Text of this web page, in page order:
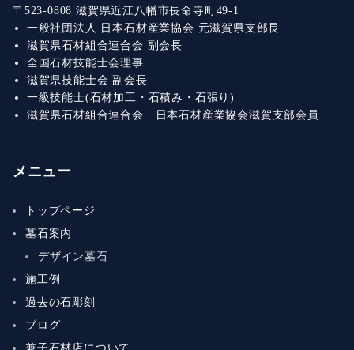
〒523-0808 滋賀県近江八幡市長命寺町49-1
一般社団法人 日本石材産業協会 元滋賀県支部長
滋賀県石材組合連合会 副会長
全国石材技能士会理事
滋賀県技能士会 副会長
一級技能士(石材加工・石積み・石張り)
滋賀県石材組合連合会 日本石材産業協会滋賀支部会員
メニュー
トップページ
墓石案内
デザイン墓石
施工例
過去の石彫刻
ブログ